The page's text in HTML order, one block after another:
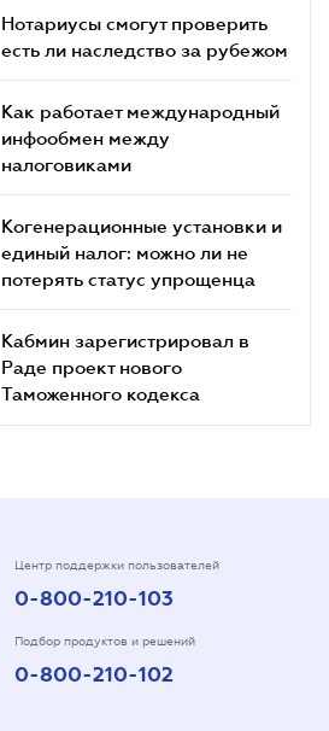
Нотариусы смогут проверить
есть ли наследство за рубежом
Как работает международный
инфообмен между
налоговиками
Когенерационные установки и
единый налог: можно ли не
потерять статус упрощенца
Кабмин зарегистрировал в
Раде проект нового
Таможенного кодекса
Центр поддержки пользователей
0-800-210-103
Подбор продуктов и решений
0-800-210-102